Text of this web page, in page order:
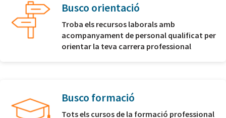
Busco orientació
Troba els recursos laborals amb
acompanyament de personal qualificat per
orientar la teva carrera professional
Busco formació
Tots els cursos de la formació professional